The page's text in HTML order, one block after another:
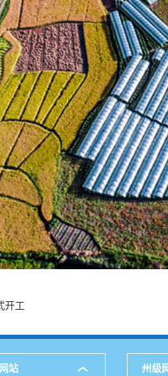
开工
站 州级